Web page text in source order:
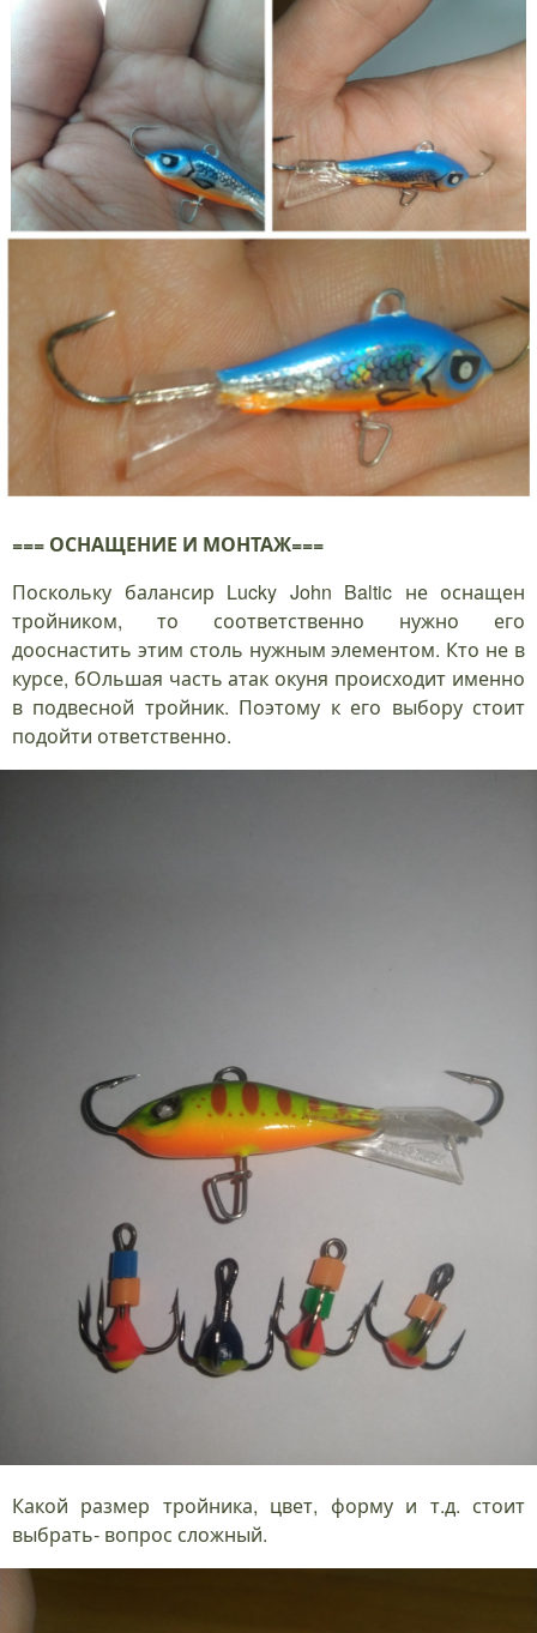
=== ОСНАЩЕНИЕ И МОНТАЖ===
Поскольку балансир Lucky John Baltic не оснащен
тройником, то соответственно нужно его
дооснастить этим столь нужным элементом. Кто не в
курсе, бОльшая часть атак окуня происходит именно
в подвесной тройник. Поэтому к его выбору стоит
подойти ответственно.
Какой размер тройника, цвет, форму и т.д. стоит
выбрать- вопрос сложный.